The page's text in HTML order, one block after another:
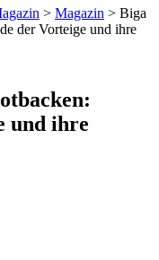
> Magazin > Biga
der Vorteige und ihre
und ihre